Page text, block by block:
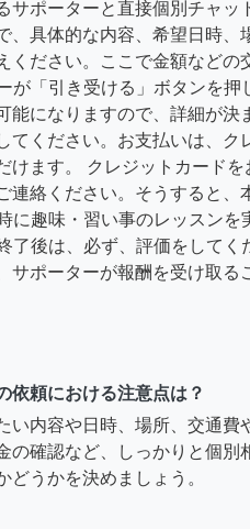
サポーターと直接個別チャッ
、具体的な内容、希望日時、
ください。ここで金額などの
が「引き受ける」ボタンを押
能になりますので、詳細が決
てください。お支払いは、ク
けます。 クレジットカードを
連絡ください。そうすると、
に趣味・習い事のレッスンを
了後は、必ず、評価をしてく
サポーターが報酬を受け取る
依頼における注意点は？
い内容や日時、場所、交通費
の確認など、しっかりと個別
どうかを決めましょう。